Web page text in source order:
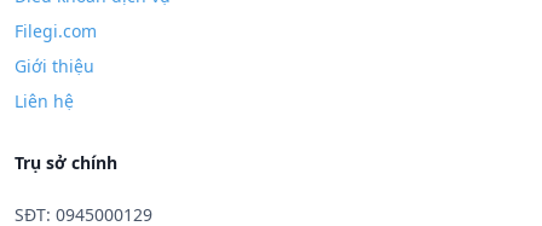
Filegi.com
Giới thiệu
Liên hệ
Trụ sở chính
SĐT: 0945000129